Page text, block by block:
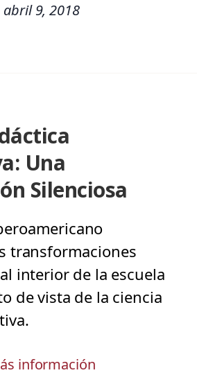
abril 9, 2018
Una
Silenciosa
transformaciones
interior de la escuela
de vista de la ciencia
información